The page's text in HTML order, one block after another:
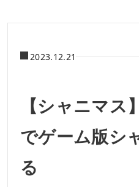
2023.12.21
【シャニマ
でゲーム版シ
る